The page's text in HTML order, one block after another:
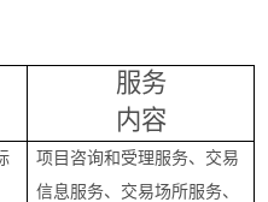
服务
内容
项目咨询和受理服务、交易
信息服务、交易场所服务、